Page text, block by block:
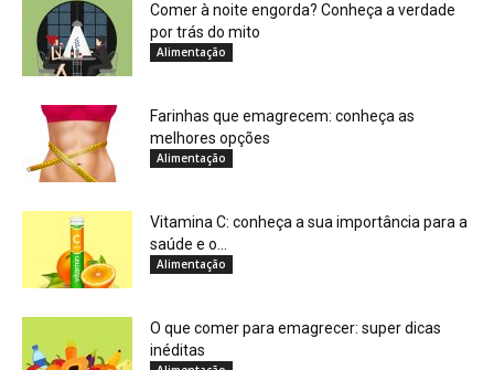
Comer à noite engorda? Conheça a verdade
por trás do mito
Alimentação
Farinhas que emagrecem: conheça as
melhores opções
Alimentação
Vitamina C: conheça a sua importância para a
saúde e o...
Alimentação
O que comer para emagrecer: super dicas
inéditas